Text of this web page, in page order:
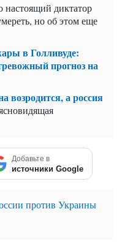
настоящий диктатор
но об этом еще
в Голливуде:
прогноз на
возродится, а россия
Добавьте в
источники Google
против Украины